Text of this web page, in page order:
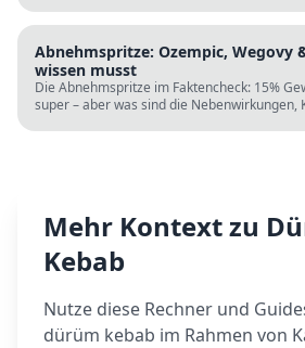
Abnehmspritze: Ozempic, Wegovy
wissen musst
Die Abnehmspritze im Faktencheck: 15%
super – aber was sind die Nebenwirkungen,
Mehr Kontext zu
Kebab
Nutze diese Rechner und
dürüm kebab im Rahmen von